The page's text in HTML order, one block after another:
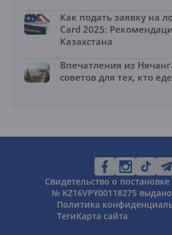
Как подать заявку на
Card 2025:
Казахстана
Впечатления из
советов для тех, кто
Свидетельство о
№ KZ16VPY00118275
Политика
ТегиКарта сайта